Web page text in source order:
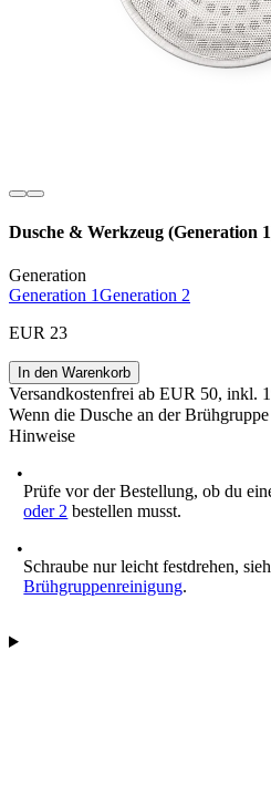
Dusche & Werkzeug (Generation
Generation
Generation 1Generation 2
EUR 23
In den Warenkorb
Versandkostenfrei ab EUR 50, inkl.
Wenn die Dusche an der
Hinweise
Prüfe vor der Bestellung, ob du
oder 2 bestellen musst.
Schraube nur leicht festdrehen,
Brühgruppenreinigung.